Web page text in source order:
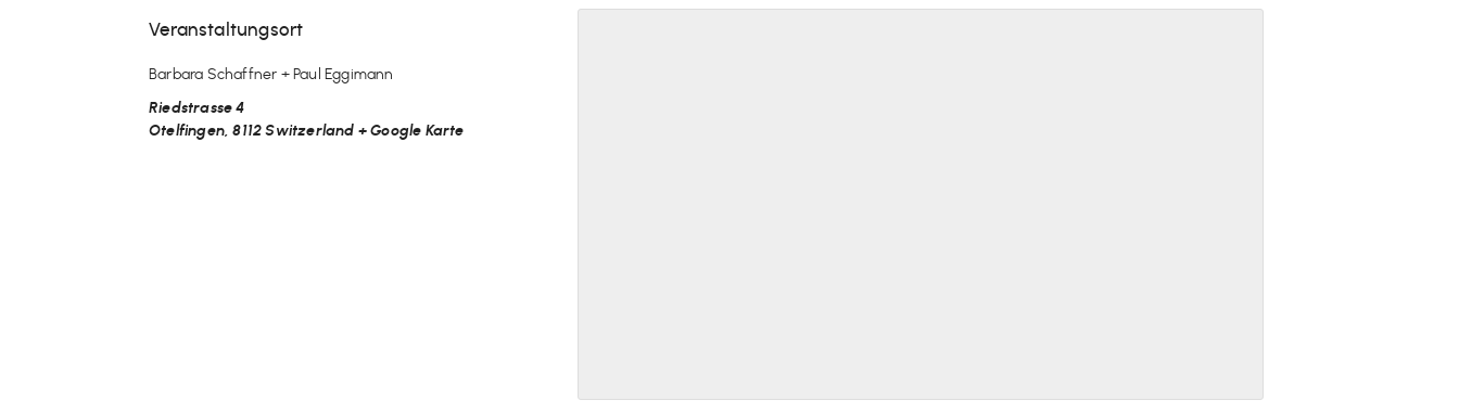
Veranstaltungsort
Barbara Schaffner + Paul Eggimann
Riedstrasse 4
Otelfingen, 8112 Switzerland + Google Karte